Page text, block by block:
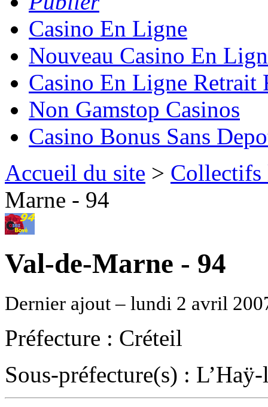
Casino En Ligne
Nouveau Casino En
Casino En Ligne Retrait
Non Gamstop Casinos
Casino Bonus Sans
Accueil du site > Collectifs
Marne - 94
Val-de-Marne - 94
Dernier ajout – lundi 2 avril
Préfecture : Créteil
Sous-préfecture(s) :